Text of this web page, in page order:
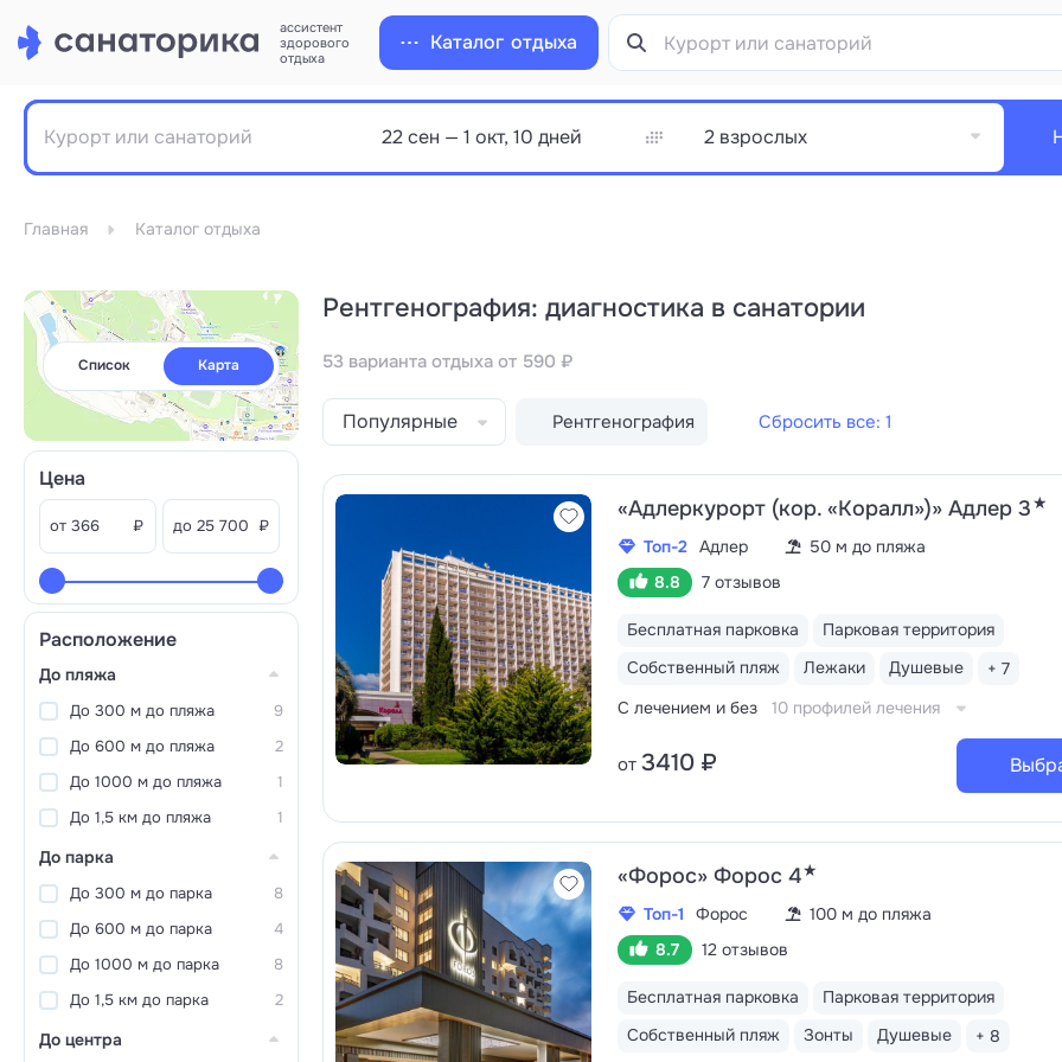
ассистент
здорового
отдыха
Каталог отдыха
2 взрослых
Главная Каталог отдыха
Список Карта
Цена
от ₽ до ₽
Расположение
До пляжа
До 300 м до пляжа
9
До 600 м до пляжа
2
До 1000 м до пляжа
1
До 1,5 км до пляжа
1
До парка
До 300 м до парка
8
До 600 м до парка
4
До 1000 м до парка
8
До 1,5 км до парка
2
До центра
Рентгенография: диагностика в санатории
53 варианта отдыха от 590 ₽
Популярные Рентгенография Сбросить все: 1
«Адлеркурорт (кор. «Коралл»)» Адлер 3★
Топ-2 Адлер
50 м до пляжа
8.8
7 отзывов
Бесплатная парковка
Парковая территория
Собственный пляж
Лежаки Душевые
+ 7
С лечением и без
10 профилей лечения
от 3410 ₽
«Форос» Форос 4★
Топ-1 Форос
100 м до пляжа
8.7
12 отзывов
Бесплатная парковка
Парковая территория
Собственный пляж
Зонты Душевые + 8